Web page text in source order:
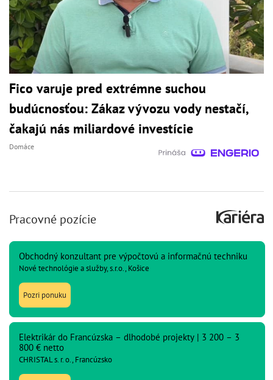
Fico varuje pred extrémne suchou
budúcnosťou: Zákaz vývozu vody nestačí,
čakajú nás miliardové investície
Domáce
Pracovné pozície
Obchodný konzultant pre výpočtovú a informačnú techniku
Nové technológie a služby, s.r.o., Košice
Pozri ponuku
Elektrikár do Francúzska – dlhodobé projekty | 3 200 – 3
800 € netto
CHRISTAL s. r. o., Francúzsko